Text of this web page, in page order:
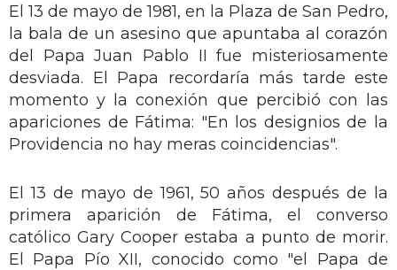
El 13 de mayo de 1981, en la Plaza de San Pedro,
la bala de un asesino que apuntaba al corazón
del Papa Juan Pablo II fue misteriosamente
desviada. El Papa recordaría más tarde este
momento y la conexión que percibió con las
apariciones de Fátima: "En los designios de la
Providencia no hay meras coincidencias".
El 13 de mayo de 1961, 50 años después de la
primera aparición de Fátima, el converso
católico Gary Cooper estaba a punto de morir.
El Papa Pío XII, conocido como "el Papa de